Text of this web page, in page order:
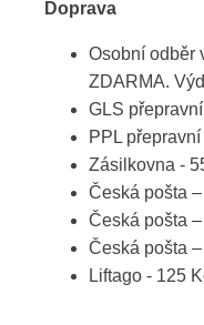
Doprava
Osobní odběr
ZDARMA.
GLS
PPL
Zásilkovna -
Česká pošta
Česká pošta
Česká pošta
Liftago - 125